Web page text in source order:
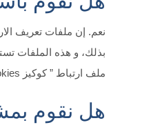
بذلك، و هذه الملفات
ملف ارتباط ” كوكيز Cookies ” عليه، أو خيار رفض إي ملف ارتباط ” كوكيز Cookies ” من خلال متصفح الويب الخاص بكم اذا كنتم ترغبون بذلك.
هل نقوم